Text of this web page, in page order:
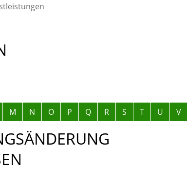
M N O P Q R S T U V